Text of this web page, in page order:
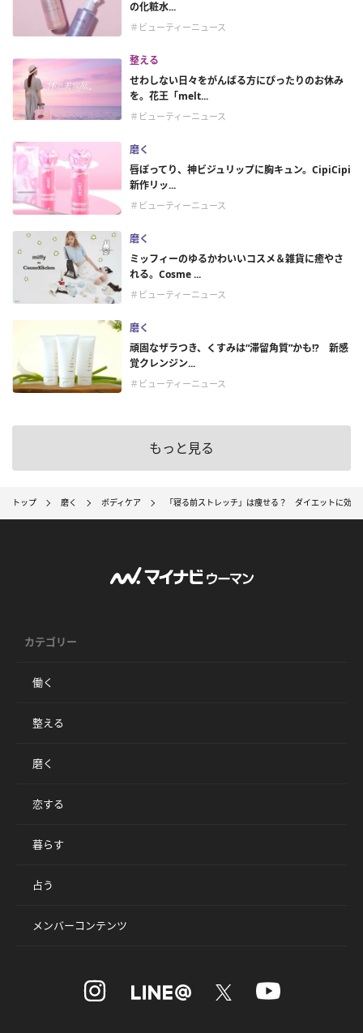
の化粧水...
＃ビューティーニュース
整える
せわしない日々をがんばる方にぴったりのお休み
を。花王「melt...
＃ビューティーニュース
磨く
唇ぽってり、神ビジュリップに胸キュン。CipiCipi
新作リッ...
＃ビューティーニュース
磨く
ミッフィーのゆるかわいいコスメ＆雑貨に癒やさ
れる。Cosme ...
＃ビューティーニュース
磨く
頑固なザラつき、くすみは“滞留角質”かも!? 新感
覚クレンジン...
＃ビューティーニュース
もっと見る
トップ 磨く ボディケア 「寝る前ストレッチ」は痩せる？ ダイエットに効果
カテゴリー
働く
整える
磨く
恋する
暮らす
占う
メンバーコンテンツ